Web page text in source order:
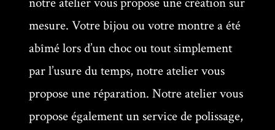
mesure. Votre bijou ou votre montre a été
abîmé lors d’un choc ou tout simplement
par l’usure du temps, notre atelier vous
propose une réparation. Notre atelier vous
propose également un service de polissage,